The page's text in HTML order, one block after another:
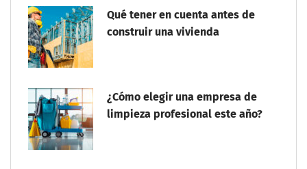
Qué tener en cuenta antes de
construir una vivienda
¿Cómo elegir una empresa de
limpieza profesional este año?